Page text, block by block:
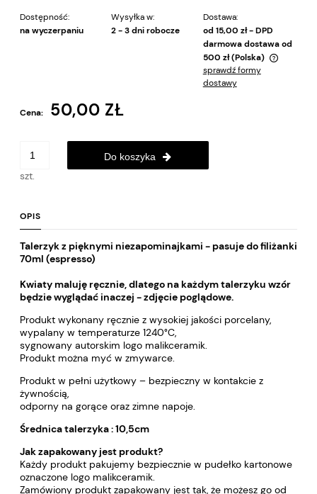
Dostępność:
na wyczerpaniu
Wysyłka w:
2 - 3 dni robocze
Dostawa:
od 15,00 zł - DPD
darmowa dostawa od
500 zł(Polska)
Cena nie zawiera ewentualnych kosztów płatności
sprawdź formy
dostawy
Cena: 50,00 ZŁ
szt.
Do koszyka
OPIS
Talerzyk z pięknymi niezapominajkami - pasuje do filiżanki
70ml (espresso)
Kwiaty maluję ręcznie, dlatego na każdym talerzyku wzór
będzie wyglądać inaczej - zdjęcie poglądowe.
Produkt wykonany ręcznie z wysokiej jakości porcelany,
wypalany w temperaturze 1240°C,
sygnowany autorskim logo malikceramik.
Produkt można myć w zmywarce.
Produkt w pełni użytkowy – bezpieczny w kontakcie z
żywnością,
odporny na gorące oraz zimne napoje.
Średnica talerzyka : 10,5cm
Jak zapakowany jest produkt?
Każdy produkt pakujemy bezpiecznie w pudełko kartonowe
oznaczone logo malikceramik.
Zamówiony produkt zapakowany jest tak, że możesz go od